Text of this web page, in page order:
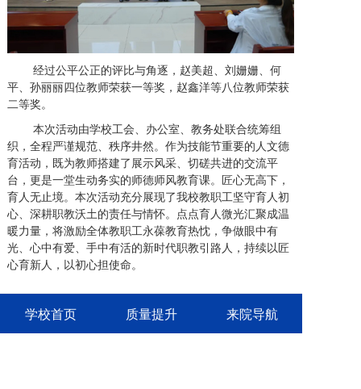
经过公平公正的评比与角逐，赵美超、刘姗姗、何
平、孙丽丽四位教师荣获一等奖，赵鑫洋等八位教师荣获
二等奖。
本次活动由学校工会、办公室、教务处联合统筹组
织，全程严谨规范、秩序井然。作为技能节重要的人文德
育活动，既为教师搭建了展示风采、切磋共进的交流平
台，更是一堂生动务实的师德师风教育课。匠心无高下，
育人无止境。本次活动充分展现了我校教职工坚守育人初
心、深耕职教沃土的责任与情怀。点点育人微光汇聚成温
暖力量，将激励全体教职工永葆教育热忱，争做眼中有
光、心中有爱、手中有活的新时代职教引路人，持续以匠
心育新人，以初心担使命。
供稿｜校工会
学校首页 质量提升 来院导航